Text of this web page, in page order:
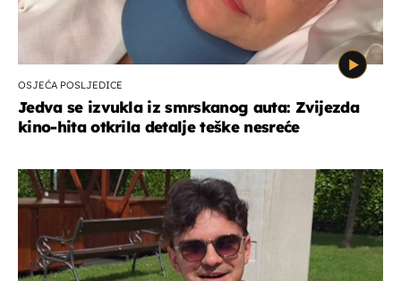
OSJEĆA POSLJEDICE
Jedva se izvukla iz smrskanog auta: Zvijezda
kino-hita otkrila detalje teške nesreće